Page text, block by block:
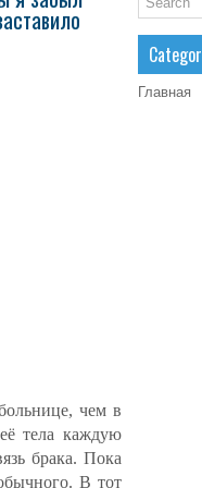
чем в
тела каждую
брака. Пока
В тот
Главная